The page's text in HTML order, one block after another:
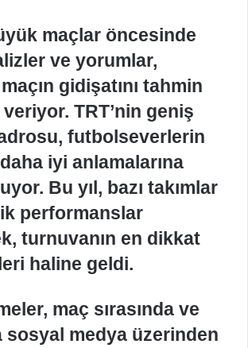
maçlar öncesinde
ve yorumlar,
gidişatını tahmin
veriyor. TRT’nin geniş
futbolseverlerin
daha iyi anlamalarına
Bu yıl, bazı takımlar
performanslar
turnuvanın en dikkat
haline geldi.
maç sırasında ve
sosyal medya üzerinden